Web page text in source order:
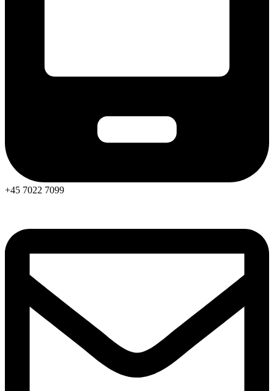
+45 7022 7099